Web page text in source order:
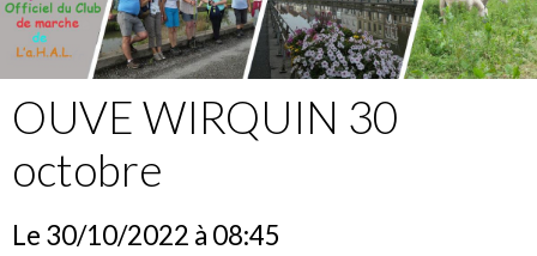
OUVE WIRQUIN 30
octobre
Le 30/10/2022 à 08:45